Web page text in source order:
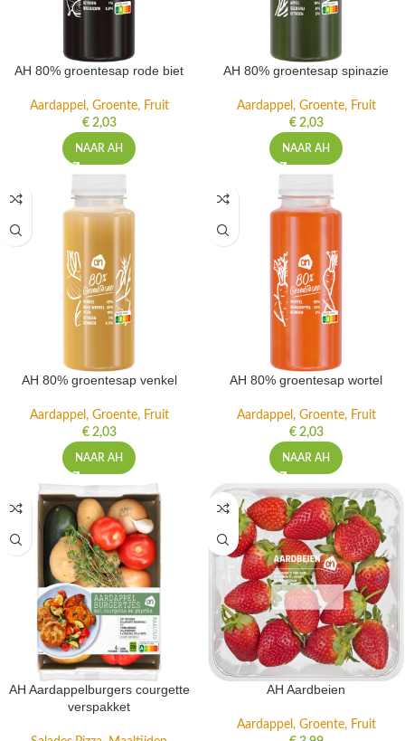
AH 80% groentesap rode biet
Aardappel, Groente, Fruit
€2,03
NAAR AH
AH 80% groentesap spinazie
Aardappel, Groente, Fruit
€2,03
NAAR AH
AH 80% groentesap venkel
Aardappel, Groente, Fruit
€2,03
NAAR AH
AH 80% groentesap wortel
Aardappel, Groente, Fruit
€2,03
NAAR AH
AH Aardappelburgers courgette
verspakket
AH Aardbeien
Aardappel, Groente, Fruit